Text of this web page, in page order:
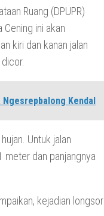
Ruang (DPUPR)
Cening ini akan
kiri dan kanan jalan
Ngesrepbalong Kendal
Untuk jalan
meter dan panjangnya
kejadian longsor